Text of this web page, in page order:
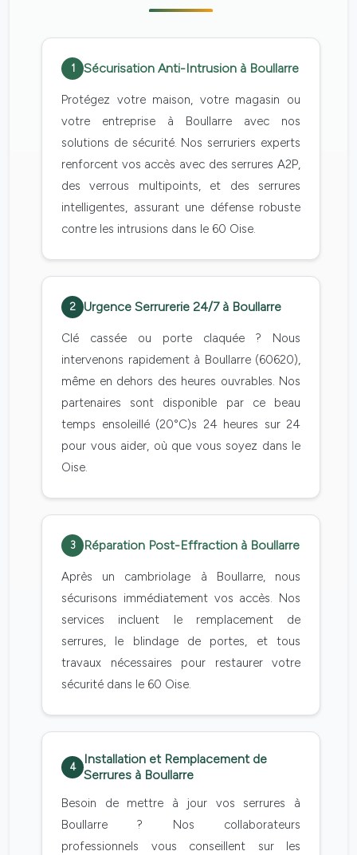
1 Sécurisation Anti-Intrusion à Boullarre
Protégez votre maison, votre magasin ou
votre entreprise à Boullarre avec nos
solutions de sécurité. Nos serruriers experts
renforcent vos accès avec des serrures A2P,
des verrous multipoints, et des serrures
intelligentes, assurant une défense robuste
contre les intrusions dans le 60 Oise.
2 Urgence Serrurerie 24/7 à Boullarre
Clé cassée ou porte claquée ? Nous
intervenons rapidement à Boullarre (60620),
même en dehors des heures ouvrables. Nos
partenaires sont disponible par ce beau
temps ensoleillé (20°C)s 24 heures sur 24
pour vous aider, où que vous soyez dans le
Oise.
3 Réparation Post-Effraction à Boullarre
Après un cambriolage à Boullarre, nous
sécurisons immédiatement vos accès. Nos
services incluent le remplacement de
serrures, le blindage de portes, et tous
travaux nécessaires pour restaurer votre
sécurité dans le 60 Oise.
4
Installation et Remplacement de
Serrures à Boullarre
Besoin de mettre à jour vos serrures à
Boullarre ? Nos collaborateurs
professionnels vous conseillent sur les